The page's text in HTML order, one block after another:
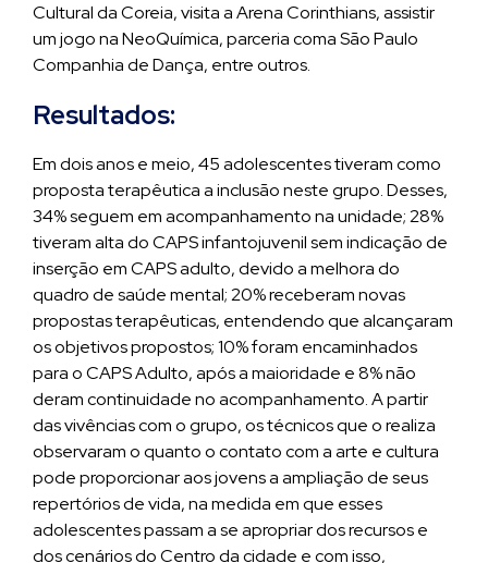
Cultural da Coreia, visita a Arena Corinthians, assistir
um jogo na NeoQuímica, parceria coma São Paulo
Companhia de Dança, entre outros.
Resultados:
Em dois anos e meio, 45 adolescentes tiveram como
proposta terapêutica a inclusão neste grupo. Desses,
34% seguem em acompanhamento na unidade; 28%
tiveram alta do CAPS infantojuvenil sem indicação de
inserção em CAPS adulto, devido a melhora do
quadro de saúde mental; 20% receberam novas
propostas terapêuticas, entendendo que alcançaram
os objetivos propostos; 10% foram encaminhados
para o CAPS Adulto, após a maioridade e 8% não
deram continuidade no acompanhamento. A partir
das vivências com o grupo, os técnicos que o realiza
observaram o quanto o contato com a arte e cultura
pode proporcionar aos jovens a ampliação de seus
repertórios de vida, na medida em que esses
adolescentes passam a se apropriar dos recursos e
dos cenários do Centro da cidade e com isso,